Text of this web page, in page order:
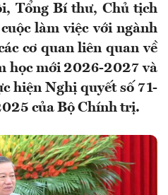
Tổng Bí thư, Chủ tịch
làm việc với ngành
cơ quan liên quan về
học mới 2026-2027 và
hiện Nghị quyết số 71-
của Bộ Chính trị.